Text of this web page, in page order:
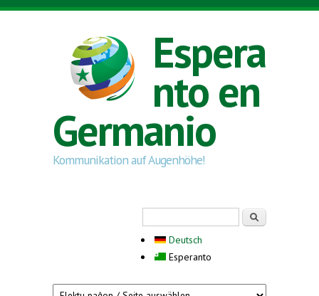
Skip to main content
Espera
nto en
Germanio
Kommunikation auf Augenhöhe!
Deutsch
Esperanto